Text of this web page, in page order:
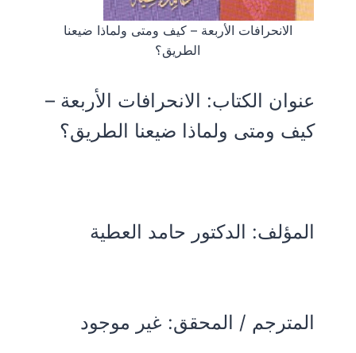
الانحرافات الأربعة – كيف ومتى ولماذا ضيعنا
الطريق؟
عنوان الكتاب: الانحرافات الأربعة –
كيف ومتى ولماذا ضيعنا الطريق؟
المؤلف: الدكتور حامد العطية
المترجم / المحقق: غير موجود